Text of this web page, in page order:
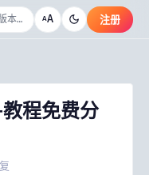
AA 注册
程免费分